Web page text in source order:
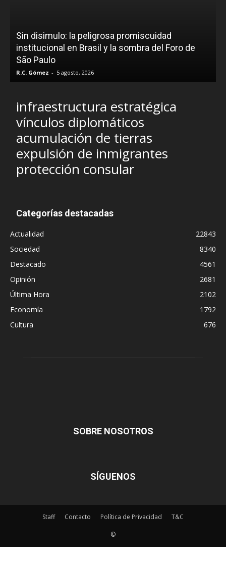
Sin disimulo: la peligrosa promiscuidad
institucional en Brasil y la sombra del Foro de
São Paulo
R.C. Gómez - 5 agosto, 2026
infraestructura estratégica
vínculos diplomáticos
acumulación de tierras
expulsión de inmigrantes
protección consular
Categorías destacadas
Actualidad
22843
Sociedad
8340
Destacado
4561
Opinión
2681
Última Hora
2102
Economía
1792
Cultura
676
SOBRE NOSOTROS
SÍGUENOS
Staff Contacto Política de Privacidad T&C
©